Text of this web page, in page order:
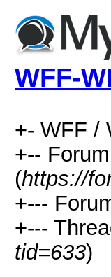
WFF-
+- WFF /
+--
(https://
+---
+---
tid=633)